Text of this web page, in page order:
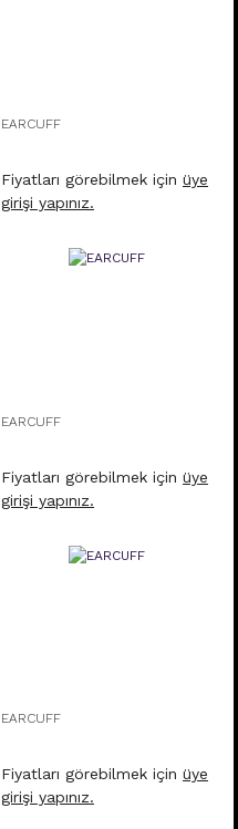
EARCUFF
Fiyatları görebilmek için üye
girişi yapınız.
EARCUFF
Fiyatları görebilmek için üye
girişi yapınız.
EARCUFF
Fiyatları görebilmek için üye
girişi yapınız.